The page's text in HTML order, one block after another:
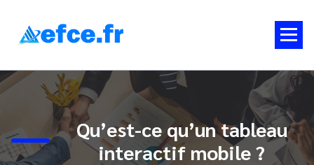
contenu
Qu’est-ce qu’un tableau
interactif mobile ?